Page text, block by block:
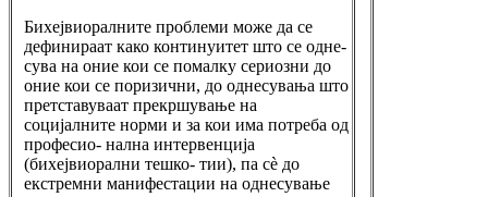
Бихејвиоралните проблеми може да се
дефинираат како континуитет што се одне-
сува на оние кои се помалку сериозни до
оние кои се поризични, до однесувања што
претставуваат прекршување на
социјалните норми и за кои има потреба од
професио- нална интервенција
(бихејвиорални тешко- тии), па сè до
екстремни манифестации на однесување